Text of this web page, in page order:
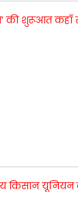
‘की शुरूआतकहाँ
किसानयूनियन